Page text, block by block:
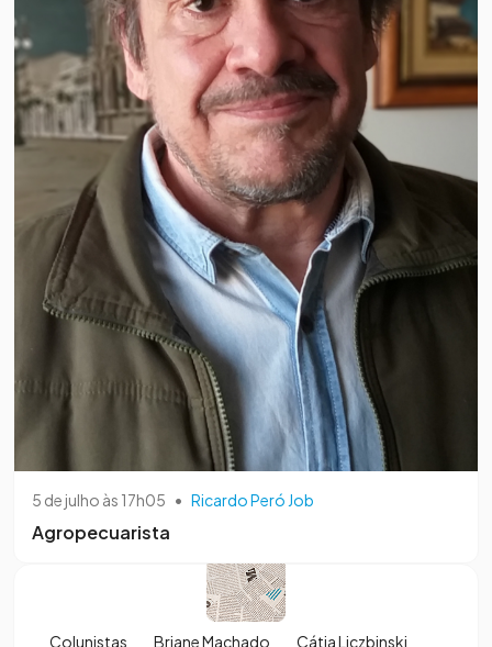
5 de julho às 17h05 • Ricardo Peró Job
Agropecuarista
Colunistas Briane Machado Cátia Liczbinski